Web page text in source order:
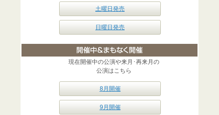
土曜日発売
日曜日発売
現在開催中の公演や来月･再来月の
公演はこちら
8月開催
9月開催